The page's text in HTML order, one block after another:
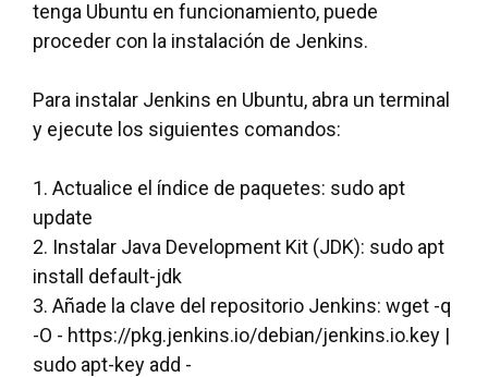
tenga Ubuntu en funcionamiento, puede
proceder con la instalación de Jenkins.
Para instalar Jenkins en Ubuntu, abra un terminal
y ejecute los siguientes comandos:
1. Actualice el índice de paquetes: sudo apt
update
2. Instalar Java Development Kit (JDK): sudo apt
install default-jdk
3. Añade la clave del repositorio Jenkins: wget -q
-O - https://pkg.jenkins.io/debian/jenkins.io.key |
sudo apt-key add -